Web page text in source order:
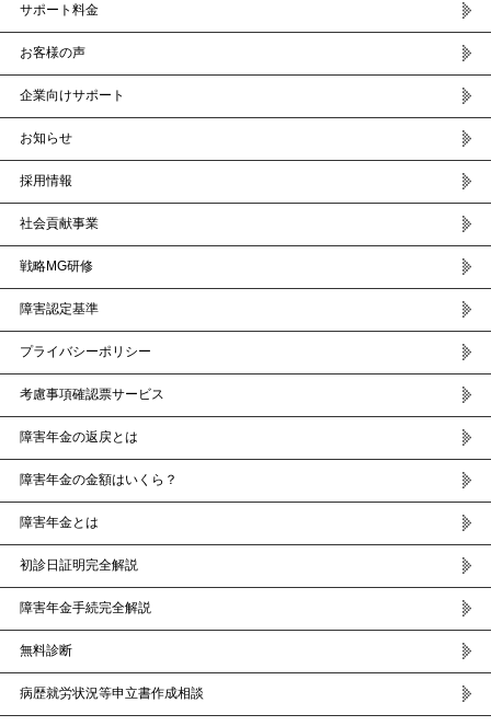
サポート料金
お客様の声
企業向けサポート
お知らせ
採用情報
社会貢献事業
戦略MG研修
障害認定基準
プライバシーポリシー
考慮事項確認票サービス
障害年金の返戻とは
障害年金の金額はいくら？
障害年金とは
初診日証明完全解説
障害年金手続完全解説
無料診断
病歴就労状況等申立書作成相談